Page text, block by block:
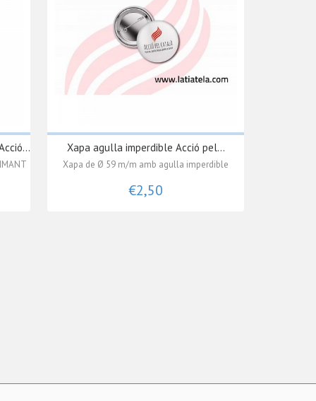
Xapa agulla imperdible Acció pel...
Xapa de Ø 59 m/m amb agulla imperdible
€2,50